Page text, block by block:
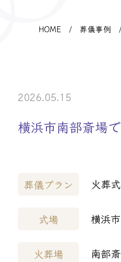
HOME / 葬儀事例
2026.05.15
横浜市南部斎場
葬儀プラン 火葬式
式場 横浜
火葬場 南部